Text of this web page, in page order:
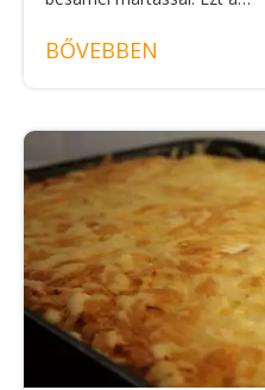
BŐVEBBEN